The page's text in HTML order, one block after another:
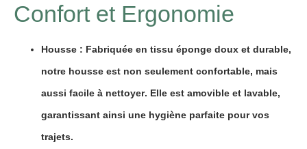
Confort et Ergonomie
Housse : Fabriquée en tissu éponge doux et durable,
notre housse est non seulement confortable, mais
aussi facile à nettoyer. Elle est amovible et lavable,
garantissant ainsi une hygiène parfaite pour vos
trajets.